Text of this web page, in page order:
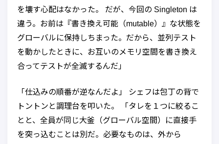
を壊す心配はなかった。 だが、今回の Singleton は
違う。お前は『書き換え可能（mutable）』な状態を
グローバルに保持しちまった。だから、並列テスト
を動かしたときに、お互いのメモリ空間を書き換え
合ってテストが全滅するんだ」
「仕込みの順番が逆なんだよ」 シェフは包丁の背で
トントンと調理台を叩いた。 「タレを１つに絞るこ
とと、全員が同じ大釜（グローバル空間）に直接手
を突っ込むことは別だ。必要なものは、外から